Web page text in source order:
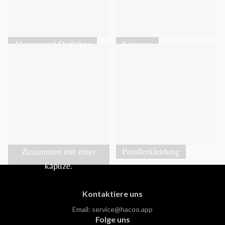
Abayas und Djellabas Kimono.
Zusammen mit einer
kapuze.
Pendlerkleidung
Kontaktiere uns
Email: service@hacoo.app
Folge uns